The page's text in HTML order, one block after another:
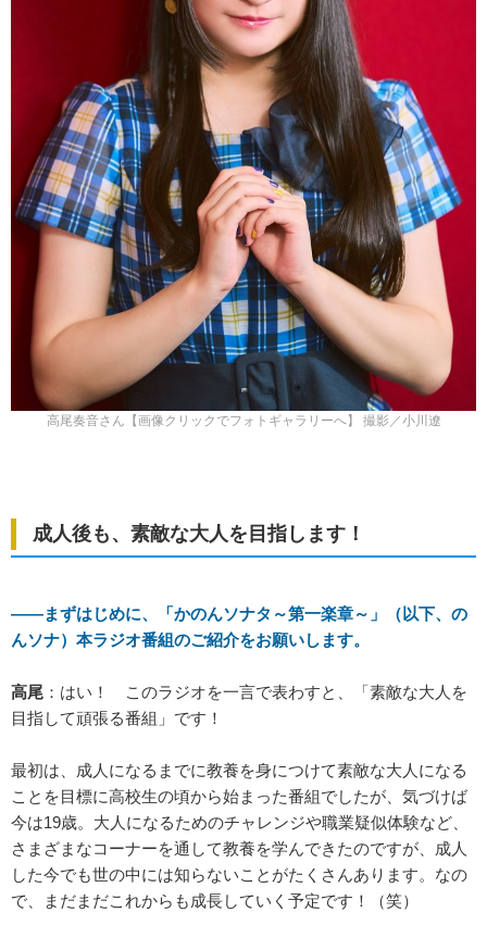
高尾奏音さん【画像クリックでフォトギャラリーへ】 撮影／小川遼
成人後も、素敵な大人を目指します！
――まずはじめに、「かのんソナタ～第一楽章～」（以下、の
んソナ）本ラジオ番組のご紹介をお願いします。
高尾 ：はい！ このラジオを一言で表わすと、「素敵な大人を
目指して頑張る番組」です！
最初は、成人になるまでに教養を身につけて素敵な大人になる
ことを目標に高校生の頃から始まった番組でしたが、気づけば
今は19歳。大人になるためのチャレンジや職業疑似体験など、
さまざまなコーナーを通して教養を学んできたのですが、成人
した今でも世の中には知らないことがたくさんあります。なの
で、まだまだこれからも成長していく予定です！（笑）